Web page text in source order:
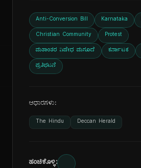
Anti-Conversion Bill Karnataka
Christian Community Protest
ಮತಾಂತರ ನಿಷೇಧ ಮಸೂದೆ ಕರ್ನಾಟಕ
ಪ್ರತಿಭಟನೆ
ಆಧಾರಗಳು:
The Hindu Deccan Herald
ಹಂಚಿಕೊಳ್ಳಿ: